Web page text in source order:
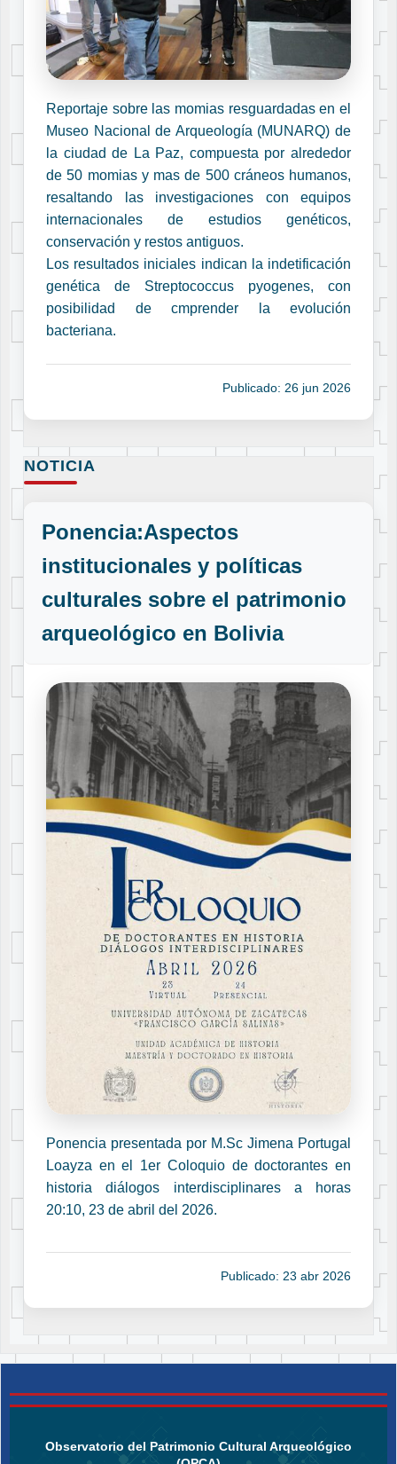
Reportaje sobre las momias resguardadas en el
Museo Nacional de Arqueología (MUNARQ) de
la ciudad de La Paz, compuesta por alrededor
de 50 momias y mas de 500 cráneos humanos,
resaltando las investigaciones con equipos
internacionales de estudios genéticos,
conservación y restos antiguos.
Los resultados iniciales indican la indetificación
genética de Streptococcus pyogenes, con
posibilidad de cmprender la evolución
bacteriana.
Publicado: 26 jun 2026
NOTICIA
Ponencia:Aspectos
institucionales y políticas
culturales sobre el patrimonio
arqueológico en Bolivia
Ponencia presentada por M.Sc Jimena Portugal
Loayza en el 1er Coloquio de doctorantes en
historia diálogos interdisciplinares a horas
20:10, 23 de abril del 2026.
Publicado: 23 abr 2026
Observatorio del Patrimonio Cultural Arqueológico